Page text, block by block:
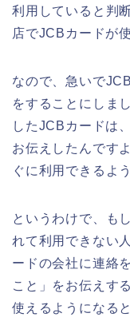
利用していると判
店でJCBカードが
なので、急いで
をすることにしま
したJCBカードは
お伝えしたんです
ぐに利用できるよ
というわけで、も
れて利用できない
ードの会社に連絡
こと」をお伝えす
使えるようになる